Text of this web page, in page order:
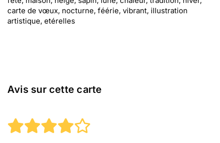
carte de vœux, nocturne, féérie, vibrant, illustration
artistique, etérelles
Avis sur cette carte